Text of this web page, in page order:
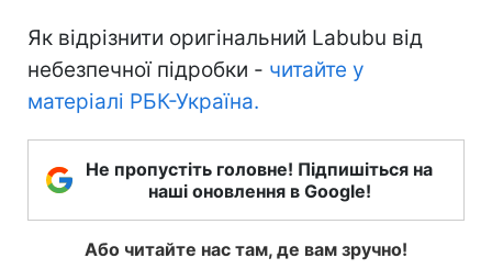
Як відрізнити оригінальний Labubu від
небезпечної підробки - читайте у
матеріалі РБК-Україна.
Не пропустіть головне! Підпишіться на
наші оновлення в Google!
Або читайте нас там, де вам зручно!